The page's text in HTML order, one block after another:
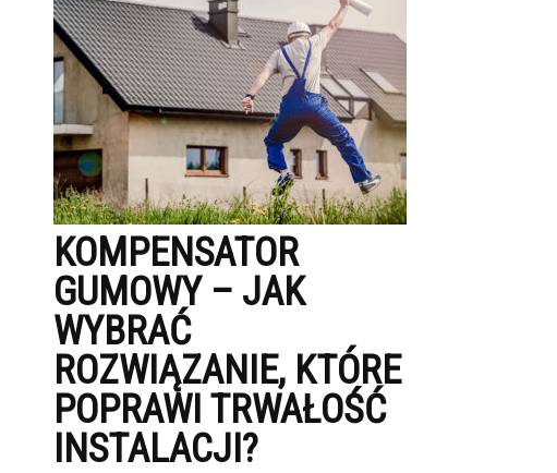
KOMPENSATOR
GUMOWY – JAK
WYBRAĆ
ROZWIĄZANIE, KTÓRE
POPRAWI TRWAŁOŚĆ
INSTALACJI?